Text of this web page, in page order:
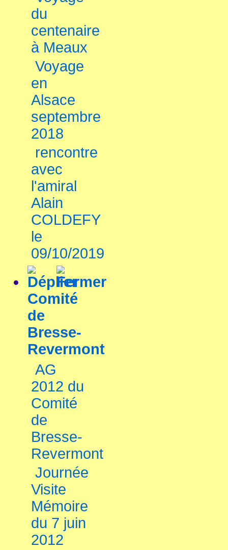
du
centenaire
à Meaux
Voyage
en
Alsace
septembre
2018
rencontre
avec
l'amiral
Alain
COLDEFY
le
09/10/2019
Comité
de
Bresse-
Revermont
AG
2012 du
Comité
de
Bresse-
Revermont
Journée
Visite
Mémoire
du 7 juin
2012